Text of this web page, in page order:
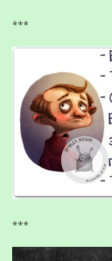
***
***